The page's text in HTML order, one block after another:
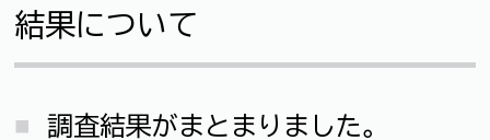
結果について
調査結果がまとまりました。